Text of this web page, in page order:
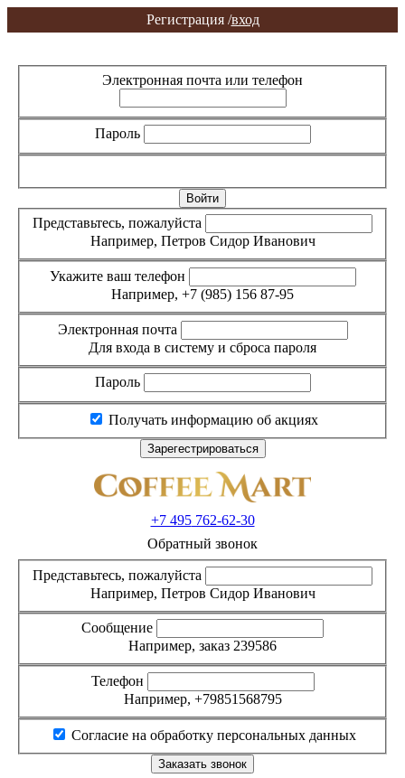
Регистрация /вход
Электронная почта или телефон
Пароль
Представьтесь, пожалуйста
Например, Петров Сидор Иванович
Укажите ваш телефон
Например, +7 (985) 156 87-95
Электронная почта
Для входа в систему и сброса пароля
Пароль
Получать информацию об акциях
+7 495762-62-30
Обратный звонок
Представьтесь, пожалуйста
Например, Петров Сидор Иванович
Сообщение
Например, заказ 239586
Телефон
Например, +79851568795
Согласие на обработку персональных данных